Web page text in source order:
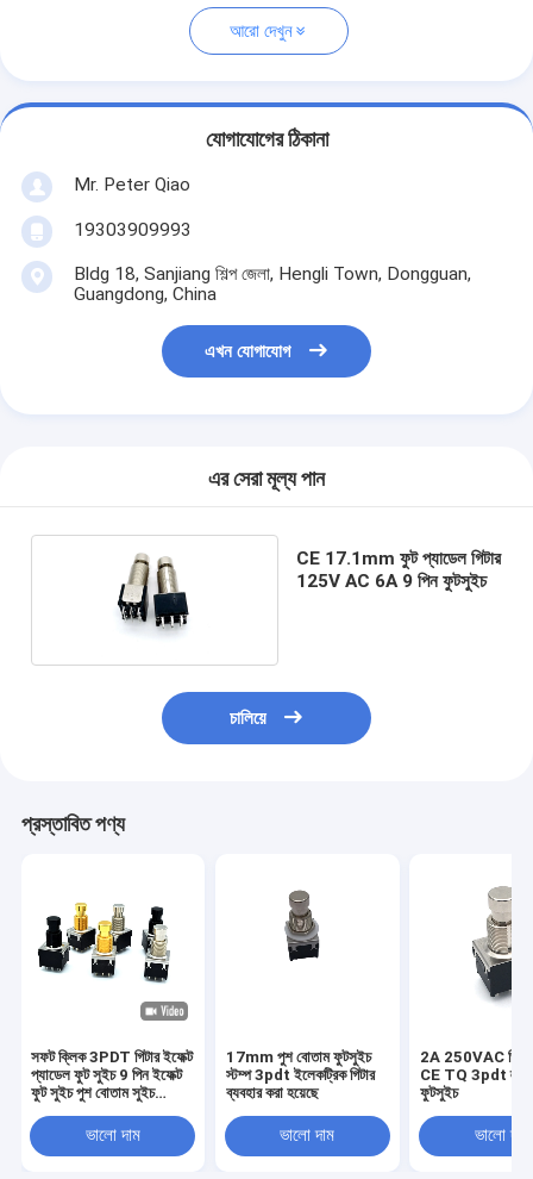
আরো দেখুন
যোগাযোগের ঠিকানা
Mr. Peter Qiao
19303909993
Bldg 18, Sanjiang শিল্প জেলা, Hengli Town, Dongguan,
Guangdong, China
এখন যোগাযোগ
এর সেরা মূল্য পান
CE 17.1mm ফুট প্যাডেল গিটার
125V AC 6A 9 পিন ফুটসুইচ
চালিয়ে
প্রস্তাবিত পণ্য
সফট ক্লিক 3PDT গিটার ইফেক্ট
প্যাডেল ফুট সুইচ 9 পিন ইফেক্ট
ফুট সুইচ পুশ বোতাম সুইচ
ভালো দাম
17mm পুশ বোতাম ফুটসুইচ
স্টম্প 3pdt ইলেকট্রিক গিটার
ব্যবহার করা হয়েছে
ভালো দাম
2A 250VAC
CE TQ 3pdt
ফুটসুইচ
ভালো দাম